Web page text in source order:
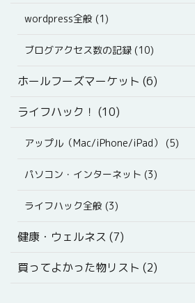
wordpress全般 (1)
ブログアクセス数の記録 (10)
ホールフーズマーケット (6)
ライフハック！ (10)
アップル（Mac/iPhone/iPad） (5)
パソコン・インターネット (3)
ライフハック全般 (3)
健康・ウェルネス (7)
買ってよかった物リスト (2)